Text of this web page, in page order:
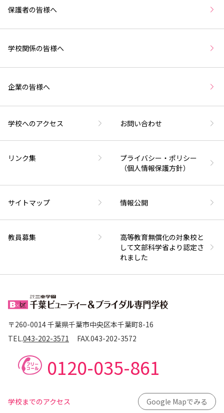
保護者の皆様へ
学校関係の皆様へ
企業の皆様へ
学校へのアクセス お問い合わせ
リンク集
プライバシー・ポリシー
（個人情報保護方針）
サイトマップ 情報公開
教員募集
高等教育無償化の対象校と
して文部科学省より認定さ
れました
〒260-0014 千葉県千葉市中央区本千葉町8-16
TEL.043-202-3571 FAX.043-202-3572
0120-035-861
学校までのアクセス
Google Mapでみる